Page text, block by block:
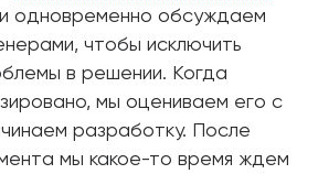
и одновременно обсуждаем
чтобы исключить
в решении. Когда
мы оцениваем его с
разработку. После
мы какое-то время ждем